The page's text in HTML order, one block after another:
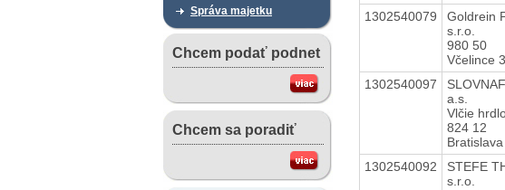
Správa majetku
Chcem podať podnet
Chcem sa poradiť
1302540079
Goldrein
s.r.o.
980 50
Včelince 3
1302540097
a.s.
Vlčie hrdlo
824 12
Bratislava
1302540092
STEFE
s.r.o.